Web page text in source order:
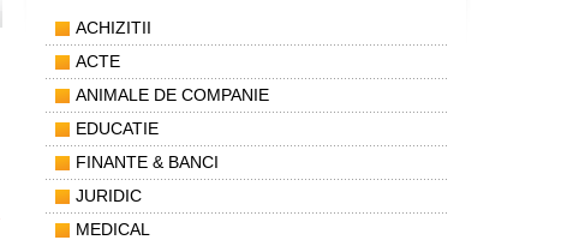
ACHIZITII
ACTE
ANIMALE DE COMPANIE
EDUCATIE
FINANTE & BANCI
JURIDIC
MEDICAL